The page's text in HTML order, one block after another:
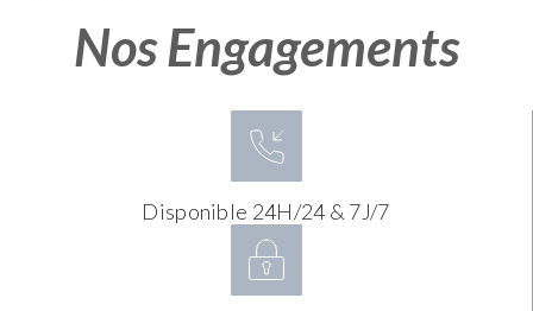
Nos Engagements
Disponible 24H/24 & 7J/7